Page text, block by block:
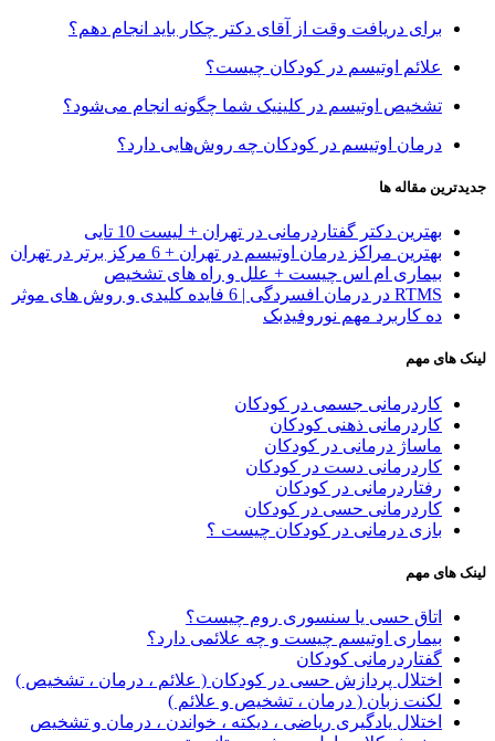
برای دریافت وقت از آقای دکتر چکار باید انجام دهم؟
علائم اوتیسم در کودکان چیست؟
تشخیص اوتیسم در کلینیک شما چگونه انجام می‌شود؟
درمان اوتیسم در کودکان چه روش‌هایی دارد؟
جدیدترین مقاله ها
بهترین دکتر گفتاردرمانی در تهران + لیست 10 تایی
بهترین مراکز درمان اوتیسم در تهران + 6 مرکز برتر در تهران
بیماری ام اس چیست + علل و راه های تشخیص
RTMS در درمان افسردگی | 6 فایده کلیدی و روش های موثر
ده کاربرد مهم نوروفیدبک
لینک های مهم
کاردرمانی جسمی در کودکان
کاردرمانی ذهنی کودکان
ماساژ درمانی در کودکان
کاردرمانی دست در کودکان
رفتاردرمانی در کودکان
کاردرمانی حسی در کودکان
بازی درمانی در کودکان چیست ؟
لینک های مهم
اتاق حسی یا سنسوری روم چیست؟
بیماری اوتیسم چیست و چه علائمی دارد؟
گفتاردرمانی کودکان
اختلال پردازش حسی در کودکان ( علائم ، درمان ، تشخیص )
لکنت زبان ( درمان ، تشخیص و علائم )
اختلال یادگیری ریاضی ، دیکته ، خواندن ، درمان و تشخیص